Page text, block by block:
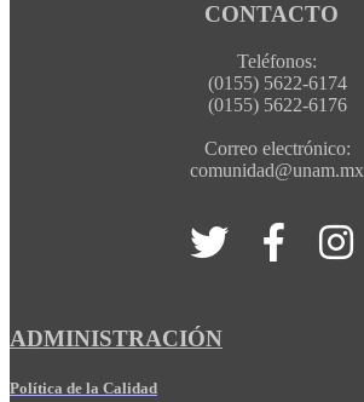
CONTACTO
Teléfonos:
(0155) 5622-6174
(0155) 5622-6176
Correo electrónico:
comunidad@unam.mx
ADMINISTRACIÓN
Política de la Calidad